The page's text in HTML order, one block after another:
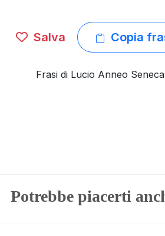
Salva Copia
Frasi di Lucio Anneo Seneca
Potrebbe piacerti